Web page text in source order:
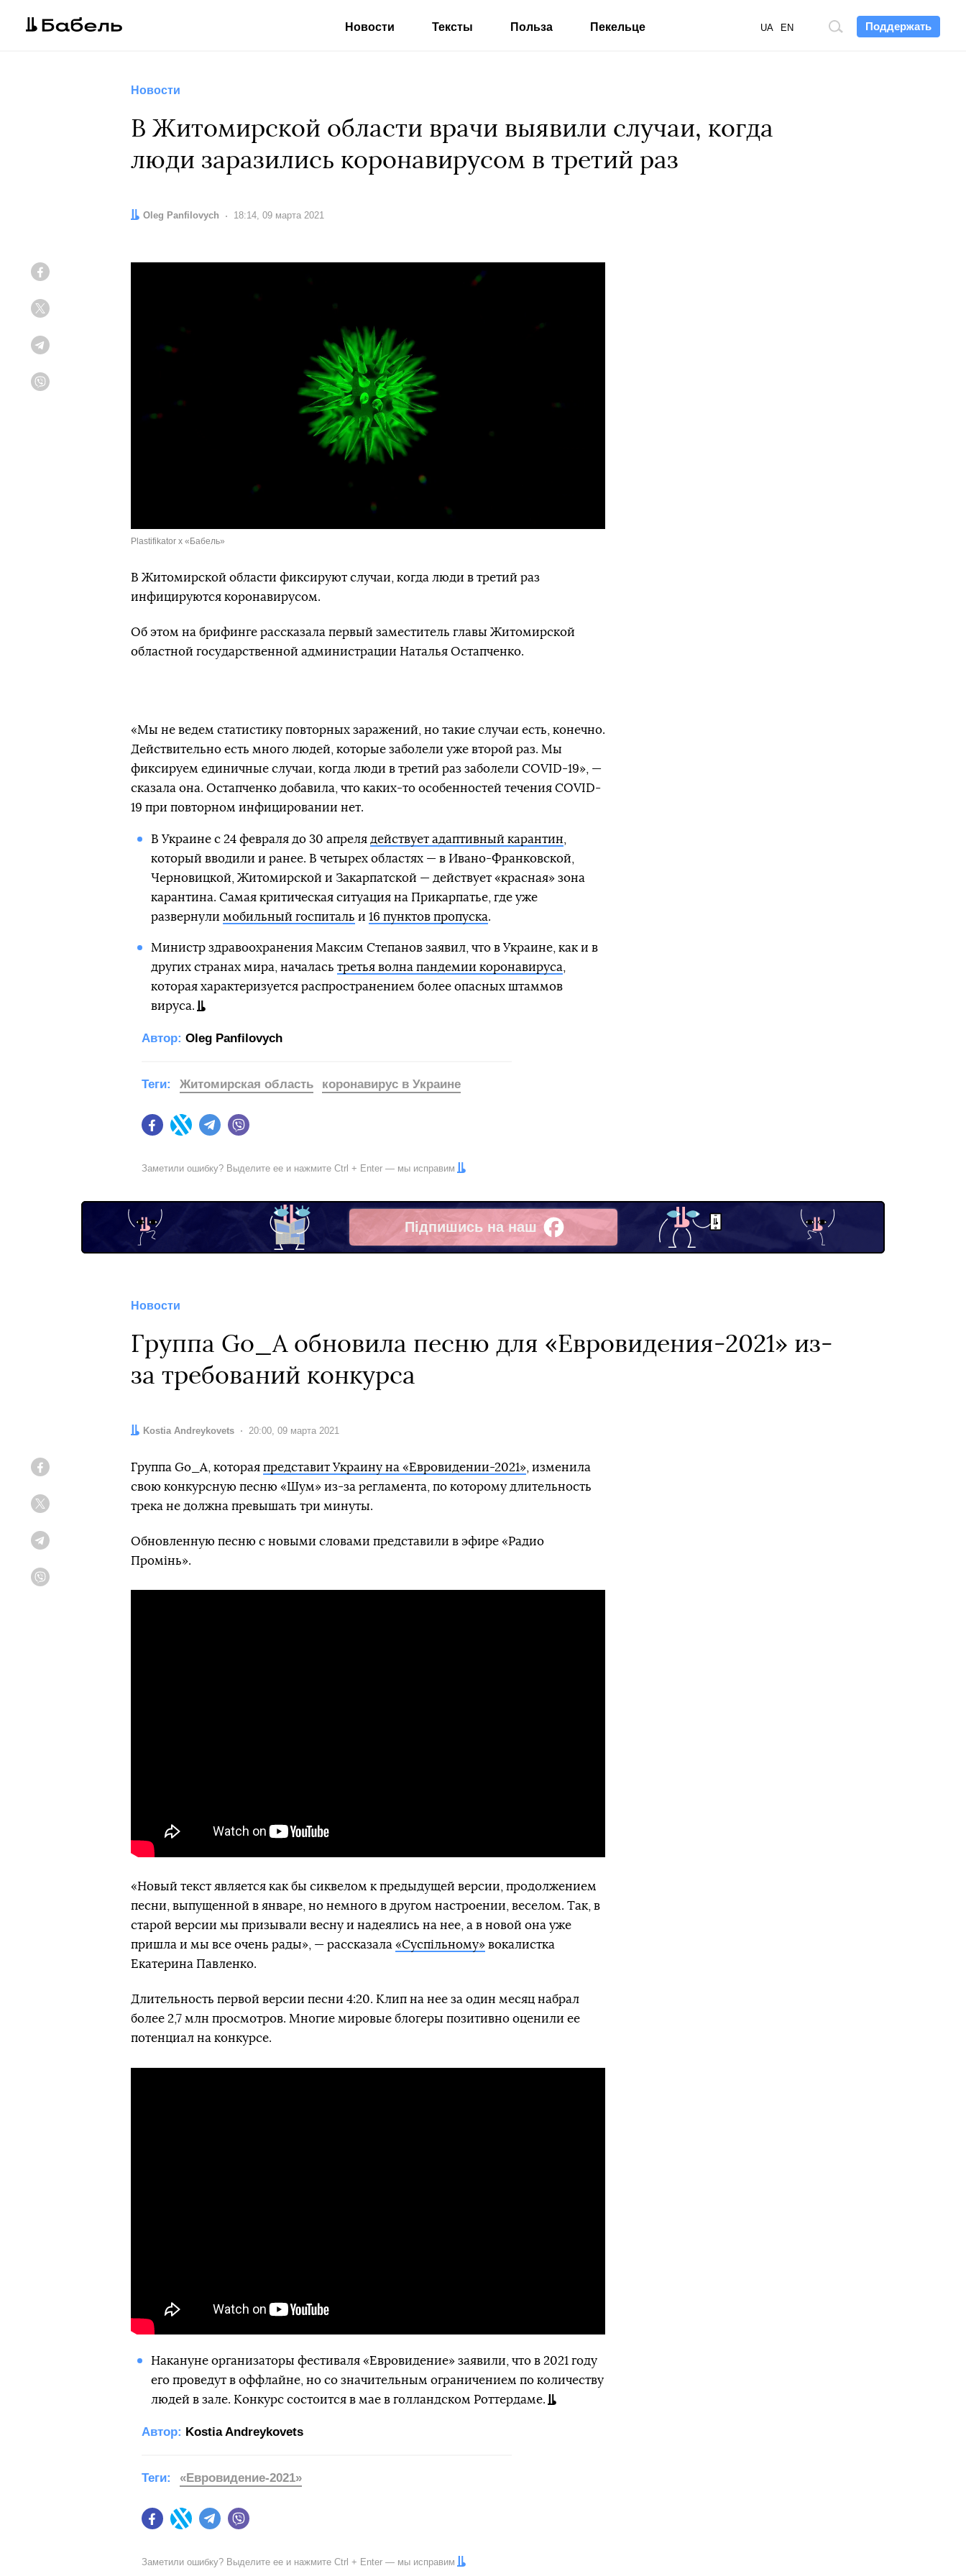
Поддержать
Поиск
UA EN
Новости Тексты Польза Пекельце
Новости
В Житомирской области врачи выявили случаи, когда
люди заразились коронавирусом в третий раз
Автор:
Oleg Panfilovych Дата:
18:14, 09 марта 2021
Plastifikator x «Бабель»
В Житомирской области фиксируют случаи, когда люди в третий раз
инфицируются коронавирусом.
Об этом на брифинге рассказала первый заместитель главы Житомирской
областной государственной администрации Наталья Остапченко.
«Мы не ведем статистику повторных заражений, но такие случаи есть, конечно.
Действительно есть много людей, которые заболели уже второй раз. Мы
фиксируем единичные случаи, когда люди в третий раз заболели COVID-19», —
сказала она. Остапченко добавила, что каких-то особенностей течения COVID-
19 при повторном инфицировании нет.
В Украине с 24 февраля до 30 апреля действует адаптивный карантин
который вводили и ранее. В четырех областях — в Ивано-Франковской,
Черновицкой, Житомирской и Закарпатской — действует «красная» зона
карантина. Самая критическая ситуация на Прикарпатье, где уже
развернули мобильный госпиталь и 16 пунктов пропуска.
Министр здравоохранения Максим Степанов заявил, что в Украине, как и в
других странах мира, началась третья волна пандемии коронавируса
которая характеризуется распространением более опасных штаммов
вируса.
Автор: Oleg Panfilovych
FacebookTwitter Telegram
Теги: Житомирская область коронавирус в Украине
Заметили ошибку? Выделите ее и нажмите Ctrl + Enter — мы исправим
Підпишись на наш
Facebook
Новости
Группа Go_A обновила песню для «Евровидения-2021» из-
за требований конкурса
Автор:
Kostia Andreykovets Дата:
20:00, 09 марта 2021
Группа Go_A, которая представит Украину на «Евровидении-2021» , изменила
свою конкурсную песню «Шум» из-за регламента, по которому длительность
трека не должна превышать три минуты.
Обновленную песню с новыми словами представили в эфире «Радио
Промінь».
«Новый текст является как бы сиквелом к предыдущей версии, продолжением
песни, выпущенной в январе, но немного в другом настроении, веселом. Так, в
старой версии мы призывали весну и надеялись на нее, а в новой она уже
пришла и мы все очень рады», — рассказала «Суспільному» вокалистка
Екатерина Павленко.
Длительность первой версии песни 4:20. Клип на нее за один месяц набрал
более 2,7 млн просмотров. Многие мировые блогеры позитивно оценили ее
потенциал на конкурсе.
Накануне организаторы фестиваля «Евровидение» заявили, что в 2021 году
его проведут в оффлайне, но со значительным ограничением по количеству
людей в зале. Конкурс состоится в мае в голландском Роттердаме.
Автор: Kostia Andreykovets
FacebookTwitter Telegram
Теги: «Евровидение-2021»
Заметили ошибку? Выделите ее и нажмите Ctrl + Enter — мы исправим